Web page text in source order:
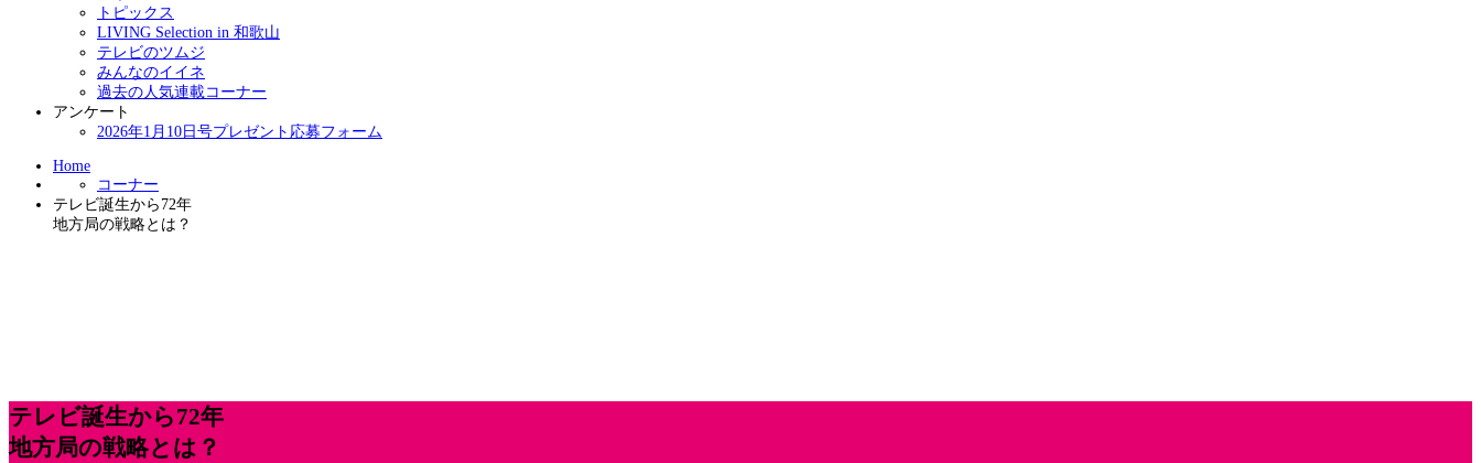
トピックス
LIVING Selection in 和歌山
テレビのツムジ
みんなのイイネ
過去の人気連載コーナー
アンケート
2026年1月10日号プレゼント応募フォーム
Home
コーナー
テレビ誕生から72年
地方局の戦略とは？
テレビ誕生から72年
地方局の戦略とは？